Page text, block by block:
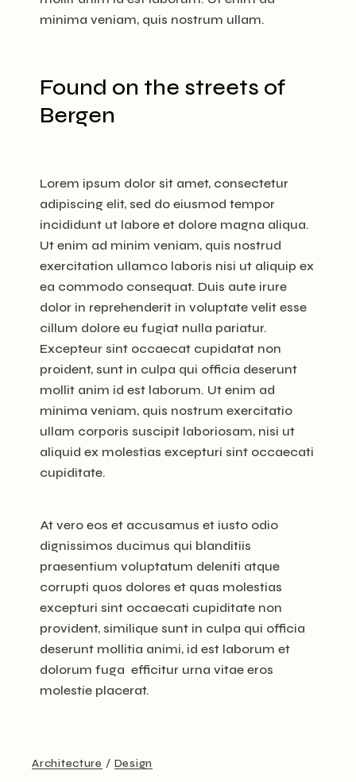
minima veniam, quis nostrum ullam.
Found on the streets of
Bergen
Lorem ipsum dolor sit amet, consectetur
adipiscing elit, sed do eiusmod tempor
incididunt ut labore et dolore magna aliqua.
Ut enim ad minim veniam, quis nostrud
exercitation ullamco laboris nisi ut aliquip ex
ea commodo consequat. Duis aute irure
dolor in reprehenderit in voluptate velit esse
cillum dolore eu fugiat nulla pariatur.
Excepteur sint occaecat cupidatat non
proident, sunt in culpa qui officia deserunt
mollit anim id est laborum. Ut enim ad
minima veniam, quis nostrum exercitatio
ullam corporis suscipit laboriosam, nisi ut
aliquid ex molestias excepturi sint occaecati
cupiditate.
At vero eos et accusamus et iusto odio
dignissimos ducimus qui blanditiis
praesentium voluptatum deleniti atque
corrupti quos dolores et quas molestias
excepturi sint occaecati cupiditate non
provident, similique sunt in culpa qui officia
deserunt mollitia animi, id est laborum et
dolorum fuga efficitur urna vitae eros
molestie placerat.
Architecture Design